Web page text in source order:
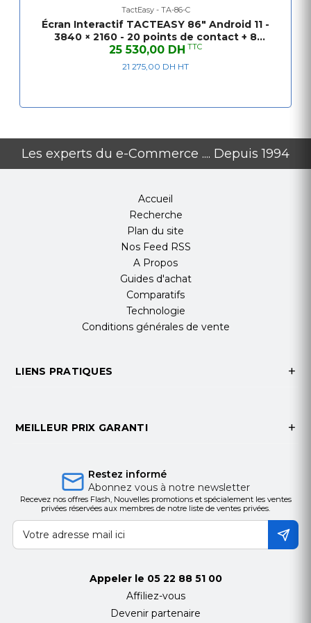
A53*4) 2.2GHz
Version du
Android 11
ROM
128 Go (système
Systèmes
Windows, Android,
Infrarouge (IR)
20 points
Doigts, stylets ou
objets non
transparents ≥ 5 mm
(toucher simple)
Vitesse de
Ports arrière
1 HDMI IN, 1 USB
Touch, 3 USB 3.0
Connectivité
WiFi (IEEE 802.11
a/b/g/n/ac/ax)
Dimensions
67.2 kg
85.2 kg
Dimensions du
2092×215×1319
TactEasy - TA-86-C
Écran Interactif TACTEASY 86" Android 11 -
3840 × 2160 - 20 points de contact + 8
microphones et camera intégré
25 530,00 DH TTC
21 275,00 DH HT
Les experts du e-Commerce .... Depuis 1994
Accueil
Recherche
Plan du site
Nos Feed RSS
A Propos
Guides d'achat
Comparatifs
Technologie
Conditions générales de vente
LIENS PRATIQUES
MEILLEUR PRIX GARANTI
Restez informé
Abonnez vous à notre newsletter
Recevez nos offres Flash, Nouvelles promotions et spécialement les ventes
privées réservées aux membres de notre liste de ventes privées.
Appeler le 05 22 88 51 00
Affiliez-vous
Devenir partenaire